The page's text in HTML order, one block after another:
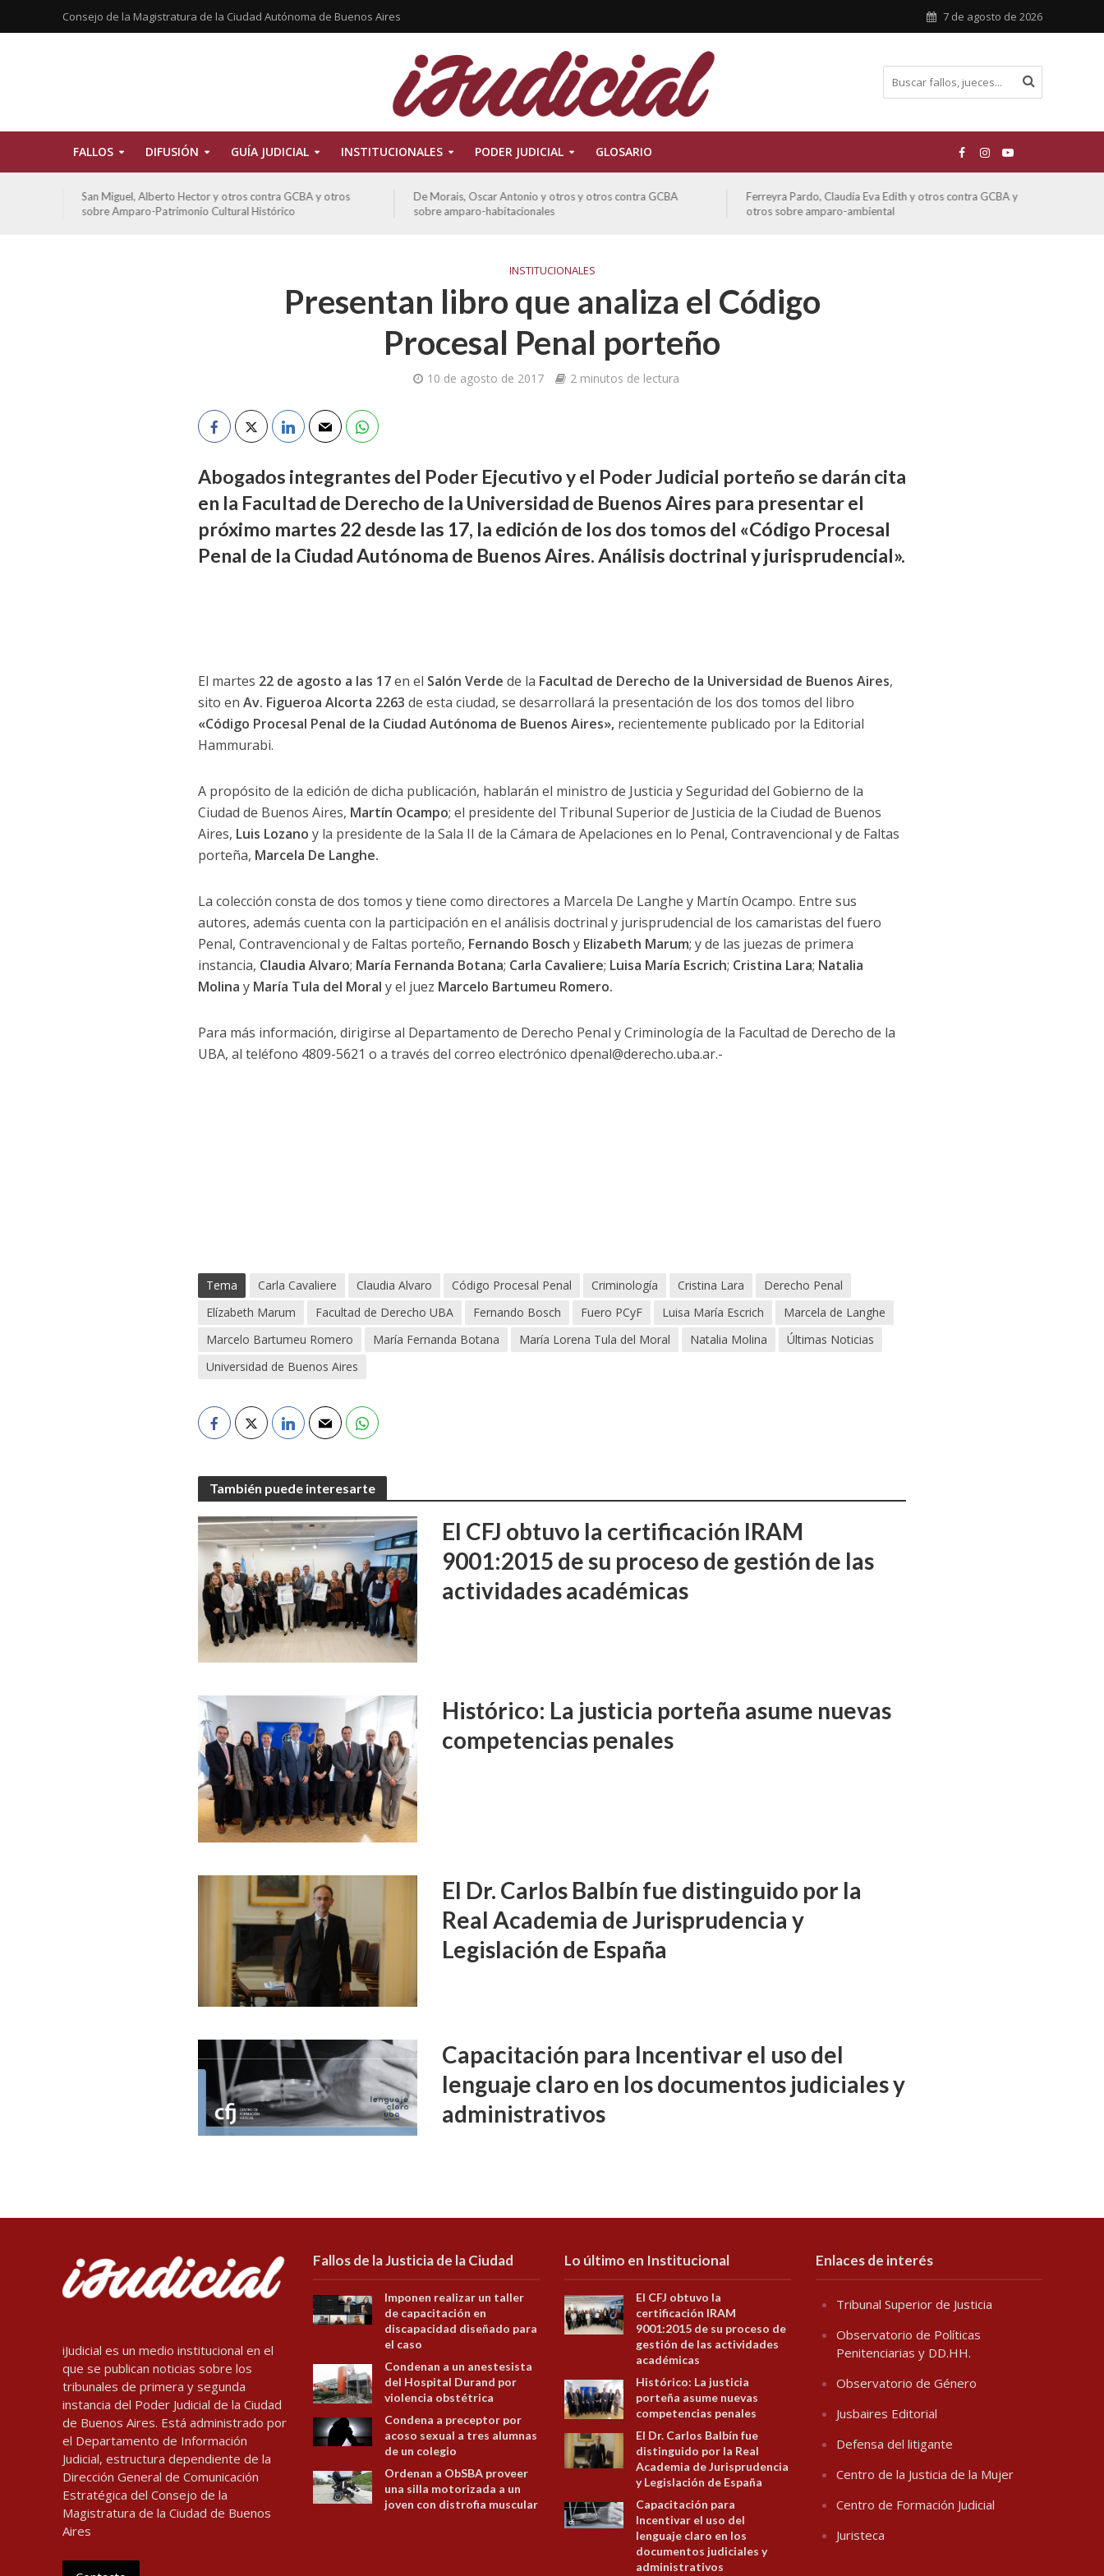
Consejo de la Magistratura de la Ciudad Autónoma de Buenos Aires 7 de agosto de 2026
FALLOS DIFUSIÓN GUÍA JUDICIAL INSTITUCIONALES PODER JUDICIAL GLOSARIO
San Miguel, Alberto Hector y otros contra GCBA y otros
sobre Amparo-Patrimonio Cultural Histórico
De Morais, Oscar Antonio y otros y otros contra GCBA
sobre amparo-habitacionales
Ferreyra Pardo, Claudia Eva Edith y otros contra GCBA y
otros sobre amparo-ambiental
INSTITUCIONALES
Presentan libro que analiza el Código
Procesal Penal porteño
10 de agosto de 2017 2 minutos de lectura
Abogados integrantes del Poder Ejecutivo y el Poder Judicial porteño se darán cita
en la Facultad de Derecho de la Universidad de Buenos Aires para presentar el
próximo martes 22 desde las 17, la edición de los dos tomos del «Código Procesal
Penal de la Ciudad Autónoma de Buenos Aires. Análisis doctrinal y jurisprudencial».
El martes 22 de agosto a las 17en el Salón Verde de la Facultad de Derecho de la Universidad de Buenos Aires,
sito en Av. Figueroa Alcorta 2263 de esta ciudad, se desarrollará la presentación de los dos tomos del libro
«Código Procesal Penal de la Ciudad Autónoma de Buenos Aires», recientemente publicado por la Editorial
Hammurabi.
A propósito de la edición de dicha publicación, hablarán el ministro de Justicia y Seguridad del Gobierno de la
Ciudad de Buenos Aires, Martín Ocampo; el presidente del Tribunal Superior de Justicia de la Ciudad de Buenos
Aires, Luis Lozano y la presidente de la Sala II de la Cámara de Apelaciones en lo Penal, Contravencional y de Faltas
porteña, Marcela De Langhe.
La colección consta de dos tomos y tiene como directores a Marcela De Langhe y Martín Ocampo. Entre sus
autores, además cuenta con la participación en el análisis doctrinal y jurisprudencial de los camaristas del fuero
Penal, Contravencional y de Faltas porteño, Fernando Bosch y Elizabeth Marum; y de las juezas de primera
instancia, Claudia Alvaro; María Fernanda Botana; Carla Cavaliere; Luisa María Escrich; Cristina Lara; Natalia
Molina y María Tula del Moral y el juez Marcelo Bartumeu Romero.
Para más información, dirigirse al Departamento de Derecho Penal y Criminología de la Facultad de Derecho de la
UBA, al teléfono 4809-5621 o a través del correo electrónico dpenal@derecho.uba.ar.-
Tema Carla Cavaliere Claudia Alvaro Código Procesal Penal Criminología Cristina Lara
Derecho Penal
Elízabeth Marum
Facultad de Derecho UBA Fernando Bosch Fuero PCyF Luisa María Escrich
Marcela de Langhe
Marcelo Bartumeu Romero
María Fernanda Botana María Lorena Tula del Moral Natalia Molina
Últimas Noticias
Universidad de Buenos Aires
También puede interesarte
El CFJ obtuvo la certificación IRAM
9001:2015 de su proceso de gestión de las
actividades académicas
Histórico: La justicia porteña asume nuevas
competencias penales
El Dr. Carlos Balbín fue distinguido por la
Real Academia de Jurisprudencia y
Legislación de España
Capacitación para Incentivar el uso del
lenguaje claro en los documentos judiciales y
administrativos
iJudicial es un medio institucional en el
que se publican noticias sobre los
tribunales de primera y segunda
instancia del Poder Judicial de la Ciudad
de Buenos Aires. Está administrado por
el Departamento de Información
Judicial, estructura dependiente de la
Dirección General de Comunicación
Estratégica del Consejo de la
Magistratura de la Ciudad de Buenos
Aires
Fallos de la Justicia de la Ciudad
Imponen realizar un taller
de capacitación en
discapacidad diseñado para
el caso
Condenan a un anestesista
del Hospital Durand por
violencia obstétrica
Condena a preceptor por
acoso sexual a tres alumnas
de un colegio
Ordenan a ObSBA proveer
una silla motorizada a un
joven con distrofia muscular
Lo último en Institucional
El CFJ obtuvo la
certificación IRAM
9001:2015 de su proceso de
gestión de las actividades
académicas
Histórico: La justicia
porteña asume nuevas
competencias penales
El Dr. Carlos Balbín fue
distinguido por la Real
Academia de Jurisprudencia
y Legislación de España
Capacitación para
Incentivar el uso del
lenguaje claro en los
documentos judiciales y
administrativos
Enlaces de interés
Tribunal Superior de Justicia
Observatorio de Políticas
Penitenciarias y DD.HH.
Observatorio de Género
Jusbaires Editorial
Defensa del litigante
Centro de la Justicia de la Mujer
Centro de Formación Judicial
Juristeca